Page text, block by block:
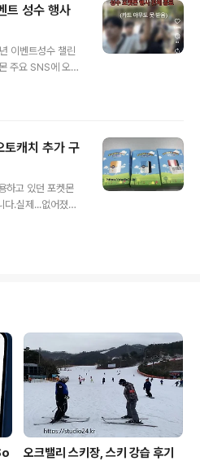
을 하면 바로 예약
인 가능 했습니다.
근 조광주차장이
근에 주차를 해야
많이 오는 날 포켓
에 하나뿐이라
트 성수 행사
이벤트성수 챌린
주요 SNS에 오지
찍은 분들은 구글
속히 증가 5월 1일
울 인근에 살고 있
은 못해본 건 아닐
에 참여하려고 했
성수 이벤트 카
토캐치 추가 구
하고 있던 포켓몬
.실제...없어졌어
더니... 흑흑 기존
운 날 많은 거리를
치를 찾아보았습니
있고, 포켓몬고stu
서 잘 사용하던 제
오크밸리 스키장, 스키 강습 후기